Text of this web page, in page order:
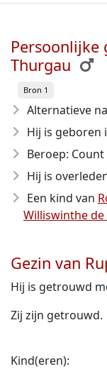
Persoonlijke
Thurgau
Bron 1
Alternatieve
Hij is geboren
Beroep:
Hij is
Een kind van
Williswinthe de
Gezin van
Hij is getrouwd
Zij zijn getrouwd.
Kind(eren):